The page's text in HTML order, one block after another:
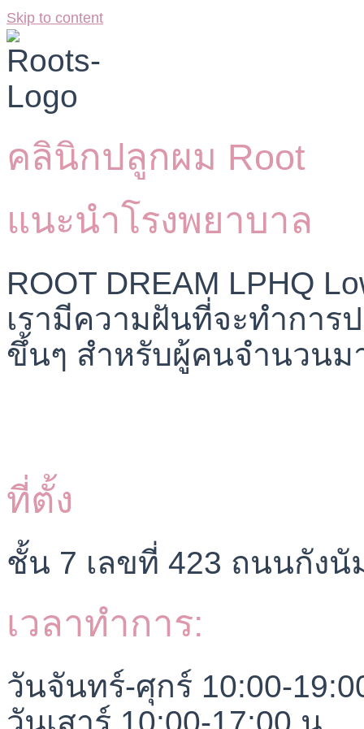
Skip to content
คลินิกปลูกผม Root
แนะนำโรงพยาบาล
ROOT DREAM LPHQ
เรามีความฝันที่จะทำการ
ขึ้นๆ สำหรับผู้คนจำนวน
ที่ตั้ง
ชั้น 7 เลขที่ 423 ถนนกังนั
เวลาทำการ:
วันจันทร์-ศุกร์ 10:00-
วันเสาร์ 10:00-17:00 น.